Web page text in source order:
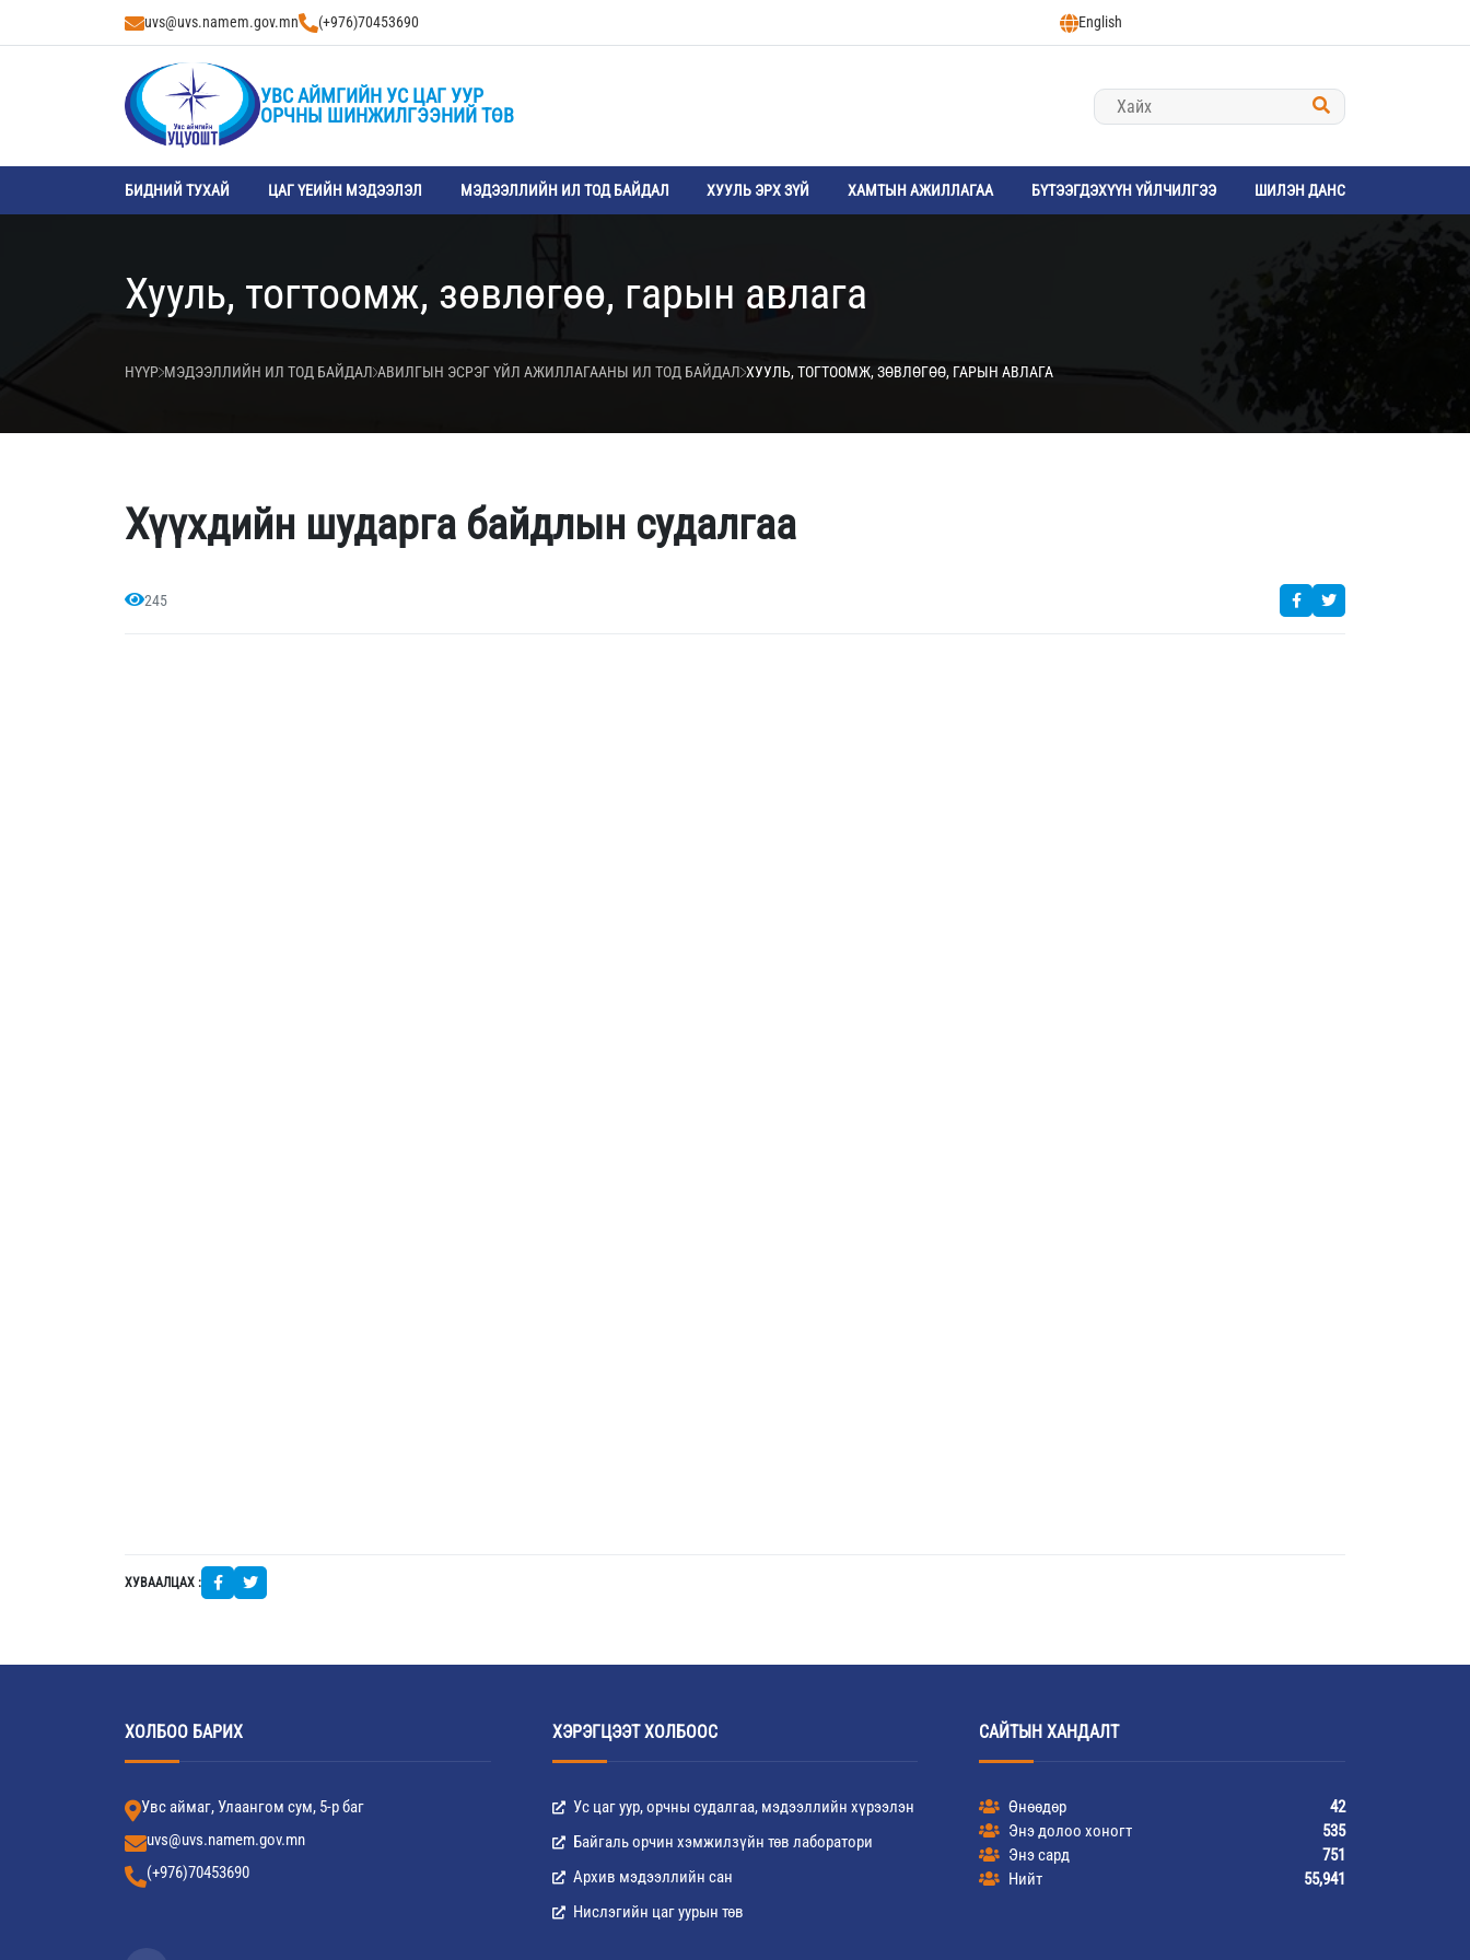
uvs@uvs.namem.gov.mn (+976)70453690 English
УВС АЙМГИЙН УС ЦАГ УУР
ОРЧНЫ ШИНЖИЛГЭЭНИЙ ТӨВ
БИДНИЙ ТУХАЙ ЦАГ ҮЕИЙН МЭДЭЭЛЭЛ МЭДЭЭЛЛИЙН ИЛ ТОД БАЙДАЛ ХУУЛЬ ЭРХ ЗҮЙ ХАМТЫН АЖИЛЛАГАА БҮТЭЭГДЭХҮҮН ҮЙЛЧИЛГЭЭ ШИЛЭН ДАНС
Хууль, тогтоомж, зөвлөгөө, гарын авлага
НҮҮР МЭДЭЭЛЛИЙН ИЛ ТОД БАЙДАЛ АВИЛГЫН ЭСРЭГ ҮЙЛ АЖИЛЛАГААНЫ ИЛ ТОД БАЙДАЛ ХУУЛЬ, ТОГТООМЖ, ЗӨВЛӨГӨӨ, ГАРЫН АВЛАГА
Хүүхдийн шударга байдлын судалгаа
245
ХУВААЛЦАХ :
ХОЛБОО БАРИХ
Увс аймаг, Улаангом сум, 5-р баг
uvs@uvs.namem.gov.mn
(+976)70453690
ХЭРЭГЦЭЭТ ХОЛБООС
Ус цаг уур, орчны судалгаа, мэдээллийн хүрээлэн
Байгаль орчин хэмжилзүйн төв лаборатори
Архив мэдээллийн сан
Нислэгийн цаг уурын төв
САЙТЫН ХАНДАЛТ
Өнөөдөр
42
Энэ долоо хоногт
535
Энэ сард
751
Нийт
55,941